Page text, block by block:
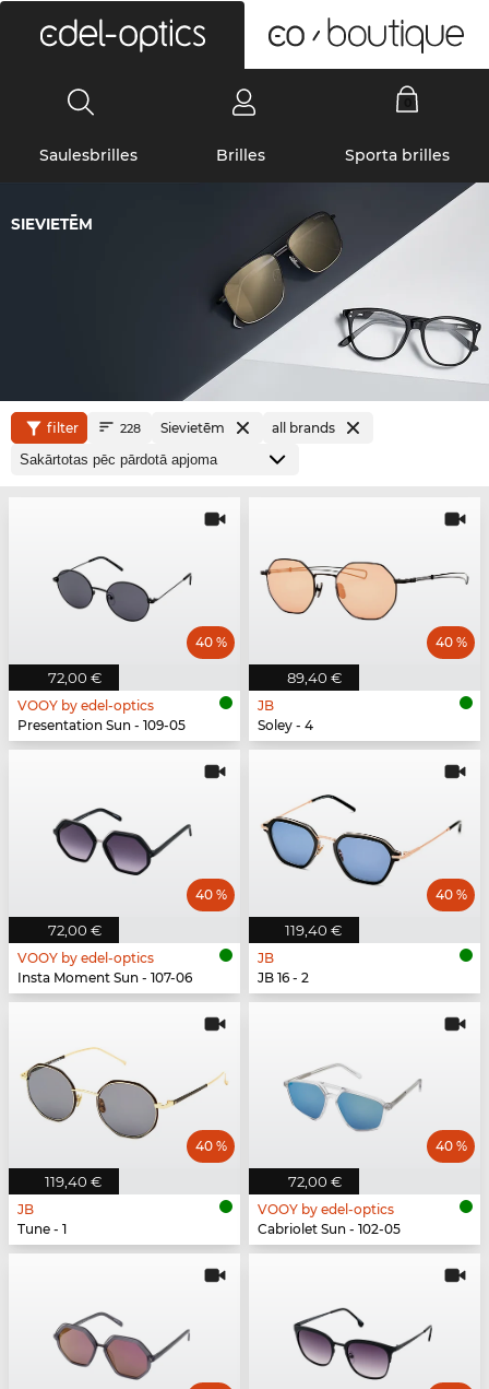
Saulesbrilles Brilles Sporta brilles
SIEVIETĒM
filter 228 Sievietēm all brands
72,00 €
40 %
VOOY by edel-optics
Presentation Sun - 109-05
89,40 €
40 %
JB
Soley - 4
72,00 €
40 %
VOOY by edel-optics
Insta Moment Sun - 107-06
119,40 €
40 %
JB
JB 16 - 2
119,40 €
40 %
JB
Tune - 1
72,00 €
40 %
VOOY by edel-optics
Cabriolet Sun - 102-05